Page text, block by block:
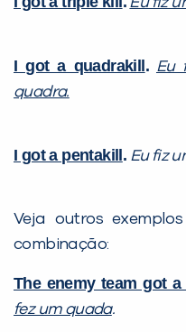
I got a quadrakill. Eu
quadra.
I got a pentakill. Eu fiz
Veja outros
combinação:
The enemy team got a
fez um quada.